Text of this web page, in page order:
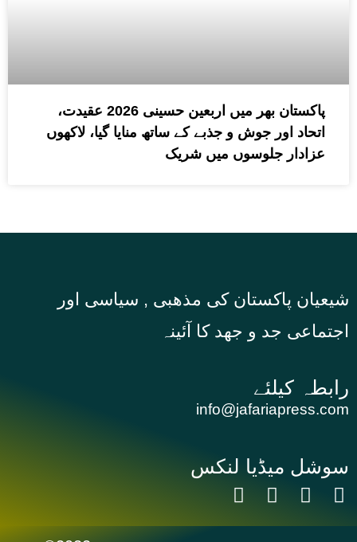
پاکستان بھر میں اربعین حسینی 2026 عقیدت،
اتحاد اور جوش و جذبے کے ساتھ منایا گیا، لاکھوں
عزادار جلوسوں میں شریک
شیعیان پاکستان کی مذهبی , سیاسی اور
اجتماعی جد و جهد کا آئینہ
info@jafariapress.com​
سوشل میڈیا لنکس